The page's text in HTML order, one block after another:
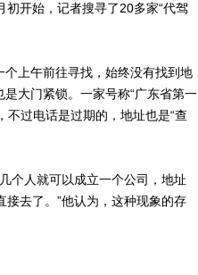
开始，记者搜寻了20多家“代驾
上午前往寻找，始终没有找到地
大门紧锁。一家号称“广东省第一
过电话是过期的，地址也是“查
人就可以成立一个公司，地址
去了。”他认为，这种现象的存